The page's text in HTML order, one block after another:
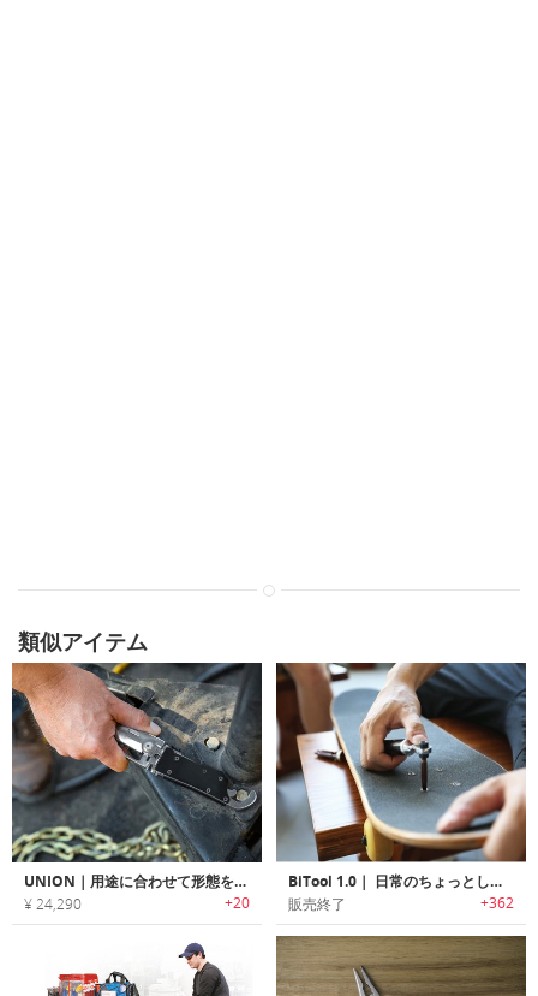
類似アイテム
UNION｜用途に合わせて形態を変更可能なスマートマルチツール「ユニオン」
¥ 24,290 +20
BiTool 1.0｜ 日常のちょっとした場面で大活躍するマルチ工具「バイツール」
販売終了 +362